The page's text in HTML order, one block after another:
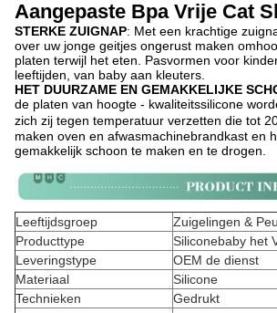
Aangepaste Bpa Vrije Cat
STERKE ZUIGNAP: Met een krachtige
over uw jonge geitjes ongerust maken
platen terwijl het eten. Pasvormen voor
leeftijden, van baby aan kleuters.
HET DUURZAME EN GEMAKKELIJKE
de platen van hoogte - kwaliteitssilicone
zich zij tegen temperatuur verzetten die tot
maken oven en afwasmachinebrandkast en
gemakkelijk schoon te maken en te drogen.
Leeftijdsgroep
Zuigelingen &
Producttype
Siliconebaby het
Leveringstype
OEM de dienst
Materiaal
Silicone
Technieken
Gedrukt